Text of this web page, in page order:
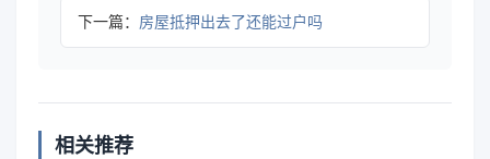
下一篇： 房屋抵押出去了还能过户吗
相关推荐